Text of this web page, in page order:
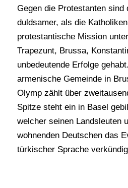
Gegen die Protestanten sind
duldsamer, als die
protestantische Mission
Trapezunt, Brussa,
unbedeutende Erfolge
armenische Gemeinde in
Olymp zählt über
Spitze steht ein in Basel
welcher seinen Landsleuten
wohnenden Deutschen das
türkischer Sprache